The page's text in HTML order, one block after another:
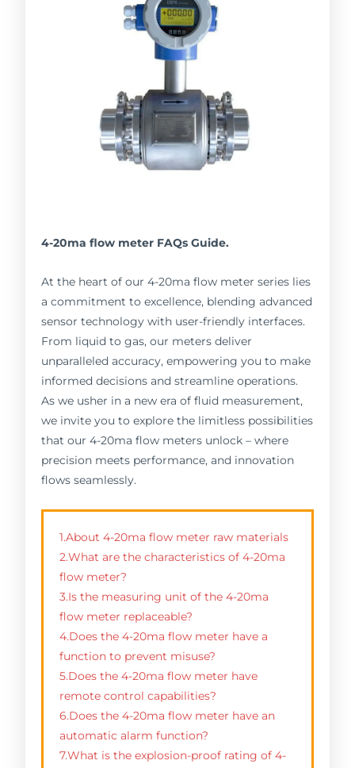
4-20ma flow meter FAQs Guide.
At the heart of our 4-20ma flow meter series lies
a commitment to excellence, blending advanced
sensor technology with user-friendly interfaces.
From liquid to gas, our meters deliver
unparalleled accuracy, empowering you to make
informed decisions and streamline operations.
As we usher in a new era of fluid measurement,
we invite you to explore the limitless possibilities
that our 4-20ma flow meters unlock – where
precision meets performance, and innovation
flows seamlessly.
1.About 4-20ma flow meter raw materials
2.What are the characteristics of 4-20ma
flow meter?
3.Is the measuring unit of the 4-20ma
flow meter replaceable?
4.Does the 4-20ma flow meter have a
function to prevent misuse?
5.Does the 4-20ma flow meter have
remote control capabilities?
6.Does the 4-20ma flow meter have an
automatic alarm function?
7.What is the explosion-proof rating of 4-